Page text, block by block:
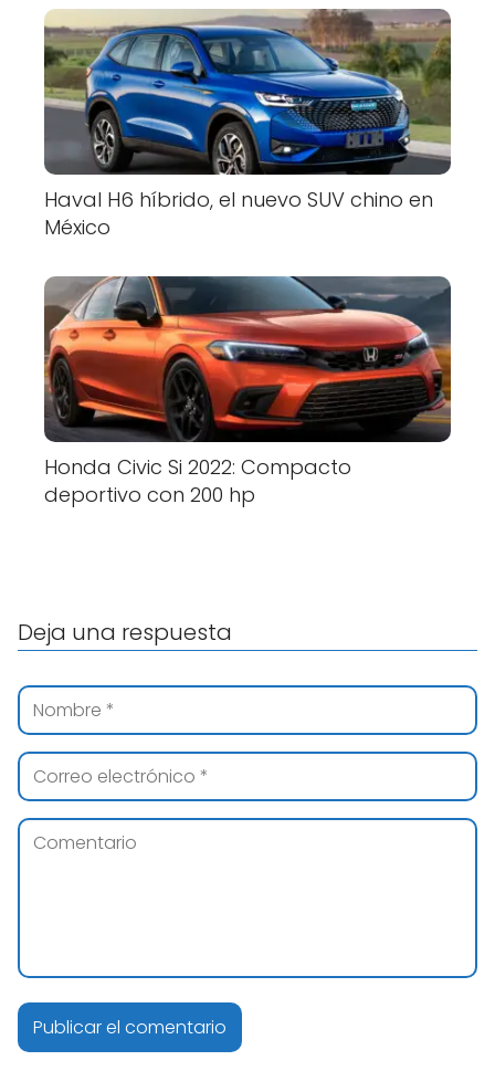
Haval H6 híbrido, el nuevo SUV chino en
México
Honda Civic Si 2022: Compacto
deportivo con 200 hp
Deja una respuesta